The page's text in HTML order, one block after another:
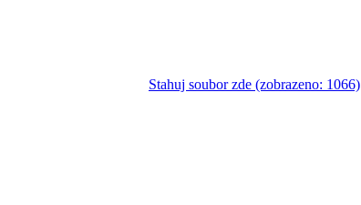
Stahuj soubor zde (zobrazeno: 1066)